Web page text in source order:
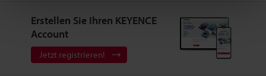
Erstellen Sie Ihren KEYENCE
Account
Jetzt registrieren!